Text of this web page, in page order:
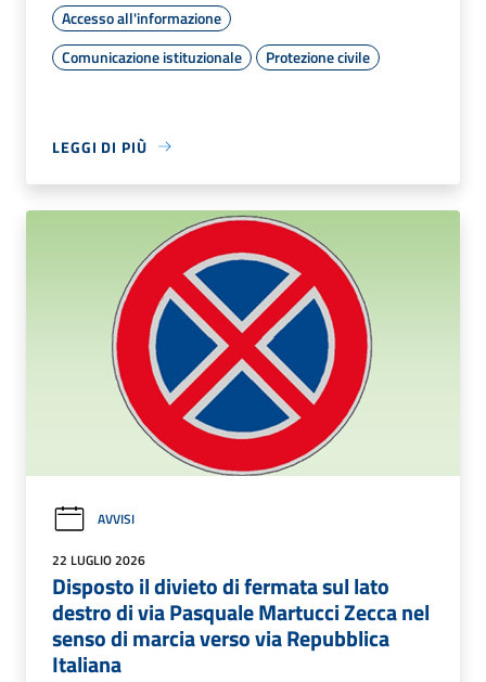
Accesso all'informazione
Comunicazione istituzionale
Protezione civile
LEGGI DI PIÙ
AVVISI
22 LUGLIO 2026
Disposto il divieto di fermata sul lato
destro di via Pasquale Martucci Zecca nel
senso di marcia verso via Repubblica
Italiana